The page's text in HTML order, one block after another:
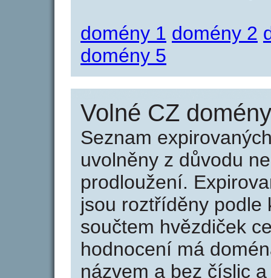
domény 1 domény 2
domény 5
Volné CZ
Seznam
uvolněny z důvodu
prodloužení.
jsou roztříděny podle
součtem hvězdiček
hodnocení má
názvem a bez číslic